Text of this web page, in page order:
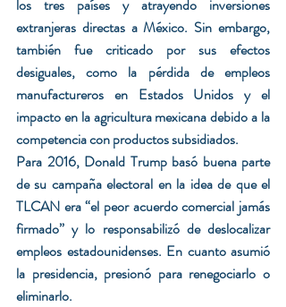
los tres países y atrayendo inversiones
extranjeras directas a México. Sin embargo,
también fue criticado por sus efectos
desiguales, como la pérdida de empleos
manufactureros en Estados Unidos y el
impacto en la agricultura mexicana debido a la
competencia con productos subsidiados.
Para 2016, Donald Trump basó buena parte
de su campaña electoral en la idea de que el
TLCAN era “el peor acuerdo comercial jamás
firmado” y lo responsabilizó de deslocalizar
empleos estadounidenses. En cuanto asumió
la presidencia, presionó para renegociarlo o
eliminarlo.